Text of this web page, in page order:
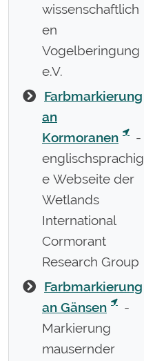
wissenschaftlich
en
Vogelberingung
e.V.
Farbmarkierung
an
Kormoranen
-
englischsprachig
e Webseite der
Wetlands
International
Cormorant
Research Group
Farbmarkierung
an Gänsen
-
Markierung
mausernder